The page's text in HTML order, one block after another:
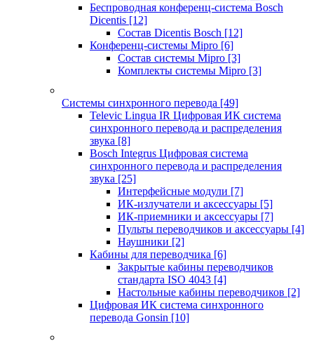
Беспроводная конференц-система Bosch
Dicentis [12]
Состав Dicentis Bosch [12]
Конференц-системы Mipro [6]
Состав системы Mipro [3]
Комплекты системы Mipro [3]
Системы синхронного перевода [49]
Televic Lingua IR Цифровая ИК система
синхронного перевода и распределения
звука [8]
Bosch Integrus Цифровая система
синхронного перевода и распределения
звука [25]
Интерфейсные модули [7]
ИК-излучатели и аксессуары [5]
ИК-приемники и аксессуары [7]
Пульты переводчиков и аксессуары [4]
Наушники [2]
Кабины для переводчика [6]
Закрытые кабины переводчиков
стандарта ISO 4043 [4]
Настольные кабины переводчиков [2]
Цифровая ИК система синхронного
перевода Gonsin [10]